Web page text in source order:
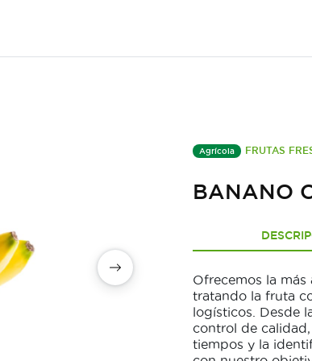
Agrícola FRUTAS
BANANO
Ofrecemos la
tratando la fruta
logísticos. Desde
control de
tiempos y la